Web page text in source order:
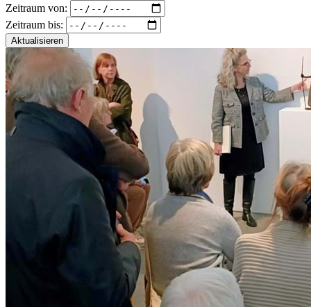
Zeitraum von:
Zeitraum bis:
Aktualisieren